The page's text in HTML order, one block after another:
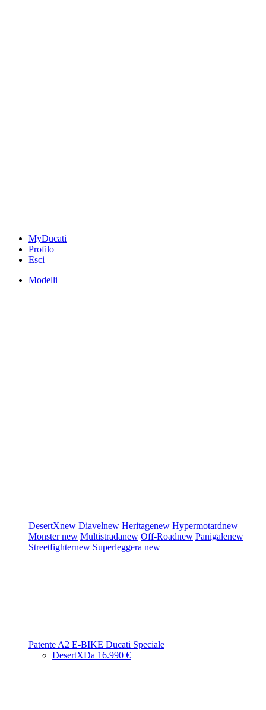
MyDucati
Profilo
Esci
Modelli
DesertXnew Diavelnew Heritagenew Hypermotardnew
Monsternew Multistradanew Off-Roadnew Panigalenew
Streetfighternew Superleggera new
Patente A2 E-BIKE Ducati Speciale
DesertXDa 16.990 €